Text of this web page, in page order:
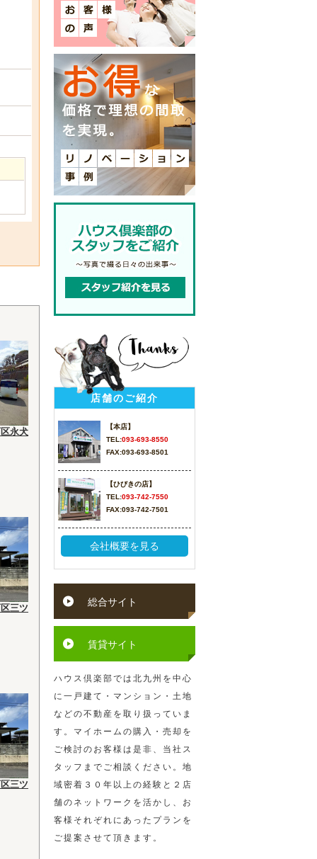
永犬
三ツ
三ツ
店舗のご紹介
【本店】
TEL:093-693-8550
FAX:093-693-8501
【ひびきの店】
TEL:093-742-7550
FAX:093-742-7501
会社概要を見る
総合サイト
賃貸サイト
ハウス倶楽部では北九州を中心
に一戸建て・マンション・土地
などの不動産を取り扱っていま
す。マイホームの購入・売却を
ご検討のお客様は是非、当社ス
タッフまでご相談ください。地
域密着３０年以上の経験と２店
舗のネットワークを活かし、お
客様それぞれにあったプランを
ご提案させて頂きます。